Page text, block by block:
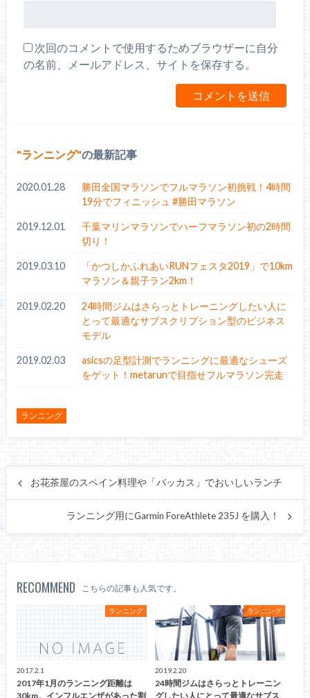
次回のコメントで使用するためブラウザーに自分
の名前、メールアドレス、サイトを保存する。
ランニング の最新記事
2020.01.28
勝田全国マラソンでフルマラソン初挑戦！4時間
19分でフィニッシュ #勝田マラソン
2019.12.01
千葉マリンマラソンでハーフマラソン初の2時間
切り！
2019.03.10
「かつしかふれあいRUNフェスタ2019」で10km
マラソン＆親子ラン2km！
2019.02.20
24時間ジムはさらっとトレーニングしたい人に
とって最適なサブスクリプション型のビジネス
モデル
2019.02.03
asicsの足型計測でランニングに最適なシューズ
をゲット！metarunで目指せフルマラソン完走
ランニング
お花茶屋のスペイン料理や「バッカス」でおいしいランチ
ランニング用にGarmin ForeAthlete 235J を購入！
RECOMMEND こちらの記事も人気です。
ランニング
2017.2.1
2017年1月のランニング距離は
30km。インフルエンザがあった割
ランニング
2019.2.20
24時間ジムはさらっとトレーニン
グしたい人にとって最適なサブス